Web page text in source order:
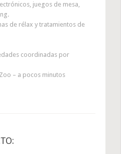
juegos de mesa,
de rélax y tratamientos de
coordinadas por
– a pocos minutos